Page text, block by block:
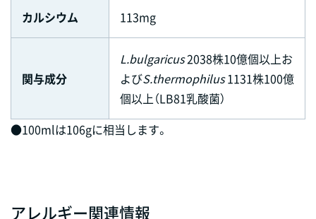
カルシウム 113mg
関与成分
L.bulgaricus2038株10億個以上お
よびS.thermophilus1131株100億
個以上（LB81乳酸菌）
●100mlは106gに相当します。
アレルギー関連情報